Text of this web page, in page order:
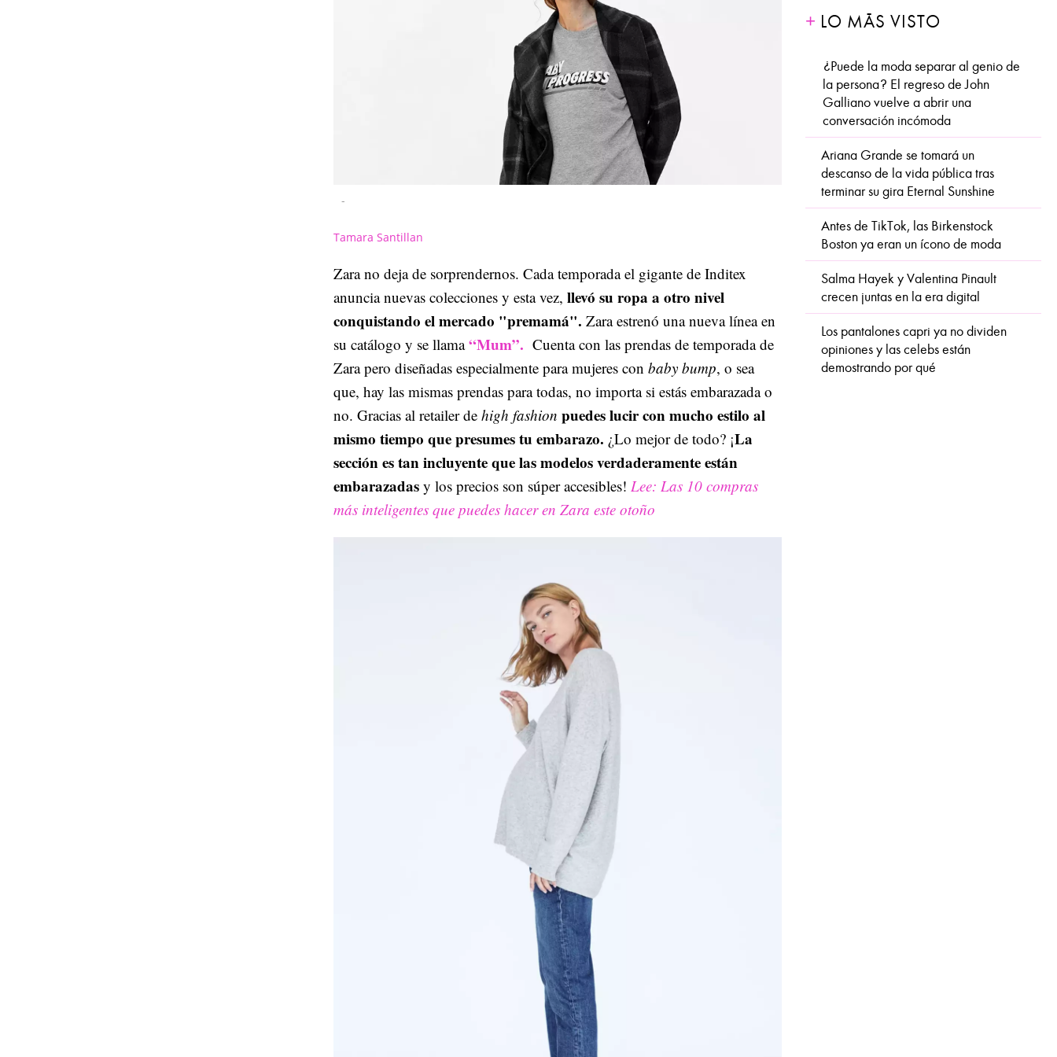
-
Tamara Santillan
Zara no deja de sorprendernos. Cada temporada el gigante de Inditex
anuncia nuevas colecciones y esta vez, llevó su ropa a otro nivel
conquistando el mercado "premamá". Zara estrenó una nueva línea en
su catálogo y se llama“Mum”. Cuenta con las prendas de temporada de
Zara pero diseñadas especialmente para mujeres con baby bump, o sea
que, hay las mismas prendas para todas, no importa si estás embarazada o
no. Gracias al retailer de high fashion puedes lucir con mucho estilo al
mismo tiempo que presumes tu embarazo. ¿Lo mejor de todo? ¡La
sección es tan incluyente que las modelos verdaderamente están
embarazadas y los precios son súper accesibles! Lee: Las 10 compras
más inteligentes que puedes hacer en Zara este otoño
LO MÁS VISTO
¿Puede la moda separar al genio de
la persona? El regreso de John
Galliano vuelve a abrir una
conversación incómoda
Ariana Grande se tomará un
descanso de la vida pública tras
terminar su gira Eternal Sunshine
Antes de TikTok, las Birkenstock
Boston ya eran un ícono de moda
Salma Hayek y Valentina Pinault
crecen juntas en la era digital
Los pantalones capri ya no dividen
opiniones y las celebs están
demostrando por qué